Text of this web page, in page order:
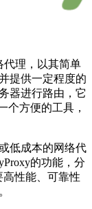
代理，以其简单
提供一定程度的
器进行路由，它
个方便的工具，
低成本的网络代
的功能，分
高性能、可靠性